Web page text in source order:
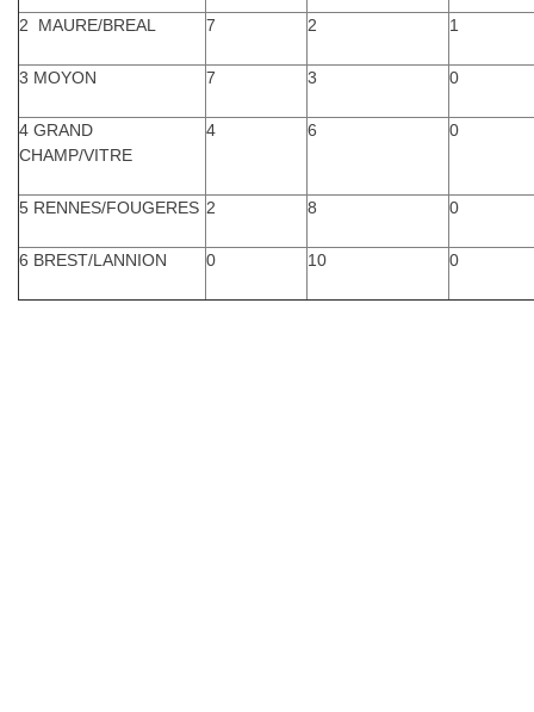
2 MAURE/BREAL 7 2 1
3 MOYON 7 3 0
4 GRAND
CHAMP/VITRE
4 6 0
5 RENNES/FOUGERES 2 8 0
6 BREST/LANNION 0 10 0